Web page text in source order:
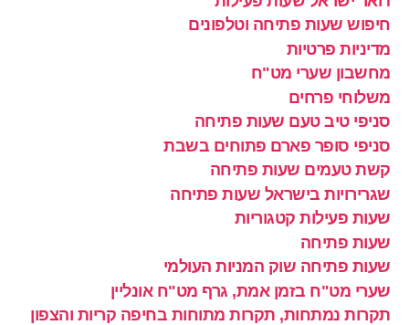
חיפוש שעות פתיחה וטלפונים
מדיניות פרטיות
מחשבון שערי מט"ח
משלוחי פרחים
סניפי טיב טעם שעות פתיחה
סניפי סופר פארם פתוחים בשבת
קשת טעמים שעות פתיחה
שגרירויות בישראל שעות פתיחה
שעות פעילות קטגוריות
שעות פתיחה
שעות פתיחה שוק המניות העולמי
שערי מט"ח בזמן אמת, גרף מט"ח אונליין
תקרות נמתחות, תקרות מתוחות בחיפה קריות והצפון